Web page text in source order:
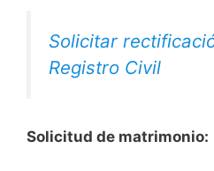
Solicitar
Registro Civil
Solicitud de matrimonio: